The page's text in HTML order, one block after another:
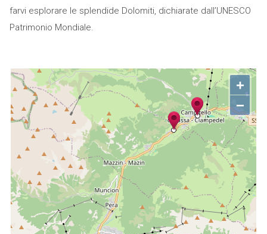
farvi esplorare le splendide Dolomiti, dichiarate dall’UNESCO
Patrimonio Mondiale.
+
−